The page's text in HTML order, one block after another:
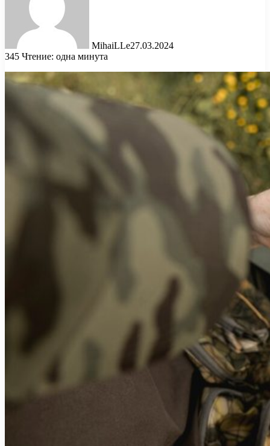
MihaiLLe27.03.2024
345 Чтение: одна минута